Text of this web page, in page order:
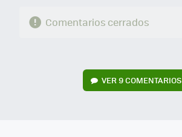
Comentarios cerrados
VER9 COMENTARIOS